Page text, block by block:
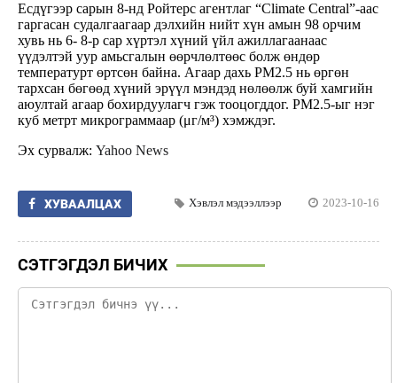
Есдүгээр сарын 8-нд Ройтерс агентлаг “Climate Central”-аас
гаргасан судалгаагаар дэлхийн нийт хүн амын 98 орчим
хувь нь 6- 8-р сар хүртэл хүний үйл ажиллагаанаас
үүдэлтэй уур амьсгалын өөрчлөлтөөс болж өндөр
температурт өртсөн байна. Агаар дахь PM2.5 нь өргөн
тархсан бөгөөд хүний эрүүл мэндэд нөлөөлж буй хамгийн
аюултай агаар бохирдуулагч гэж тооцогддог. PM2.5-ыг нэг
куб метрт микрограммаар (μг/м³) хэмждэг.
Эх сурвалж: Yahoo News
ХУВААЛЦАХ Хэвлэл мэдээллээр 2023-10-16
СЭТГЭГДЭЛ БИЧИХ